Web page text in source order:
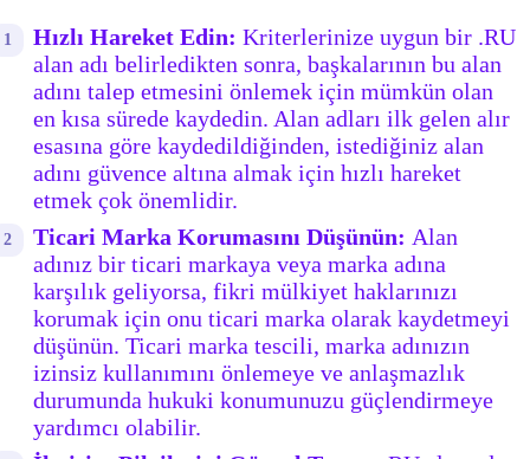
Hızlı Hareket Edin: Kriterlerinize uygun bir .RU
alan adı belirledikten sonra, başkalarının bu alan
adını talep etmesini önlemek için mümkün olan
en kısa sürede kaydedin. Alan adları ilk gelen alır
esasına göre kaydedildiğinden, istediğiniz alan
adını güvence altına almak için hızlı hareket
etmek çok önemlidir.
Ticari Marka Korumasını Düşünün: Alan
adınız bir ticari markaya veya marka adına
karşılık geliyorsa, fikri mülkiyet haklarınızı
korumak için onu ticari marka olarak kaydetmeyi
düşünün. Ticari marka tescili, marka adınızın
izinsiz kullanımını önlemeye ve anlaşmazlık
durumunda hukuki konumunuzu güçlendirmeye
yardımcı olabilir.